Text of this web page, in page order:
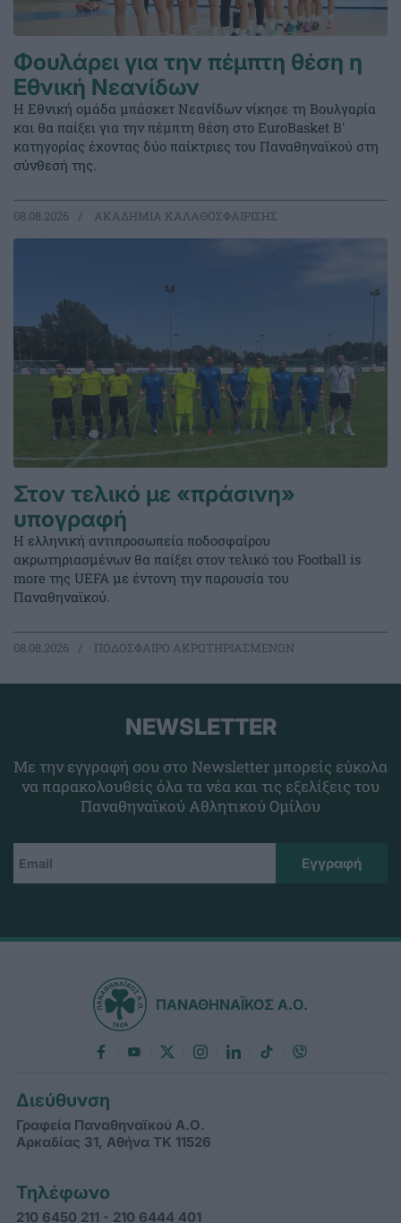
Φουλάρει για την πέμπτη θέση η
Εθνική Νεανίδων
Η Εθνική ομάδα μπάσκετ Νεανίδων νίκησε τη Βουλγαρία
και θα παίξει για την πέμπτη θέση στο EuroBasket Β'
κατηγορίας έχοντας δύο παίκτριες του Παναθηναϊκού στη
σύνθεσή της.
08.08.2026 ΑΚΑΔΗΜΙΑ ΚΑΛΑΘΟΣΦΑΙΡΙΣΗΣ
Στον τελικό με «πράσινη»
υπογραφή
Η ελληνική αντιπροσωπεία ποδοσφαίρου
ακρωτηριασμένων θα παίξει στον τελικό του Football is
more της UEFA με έντονη την παρουσία του
Παναθηναϊκού.
08.08.2026 ΠΟΔΟΣΦΑΙΡΟ ΑΚΡΩΤΗΡΙΑΣΜΕΝΩΝ
NEWSLETTER
Με την εγγραφή σου στο Newsletter μπορείς εύκολα
να παρακολουθείς όλα τα νέα και τις εξελίξεις του
Παναθηναϊκού Αθλητικού Ομίλου
ΠΑΝΑΘΗΝΑΪΚΟΣ Α.Ο.
Διεύθυνση
Γραφεία Παναθηναϊκού Α.Ο.
Αρκαδίας 31, Αθήνα ΤΚ 11526
Τηλέφωνο
210 6450 211 - 210 6444 401